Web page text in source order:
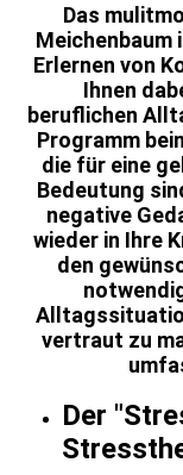
Das
Meichenbaum
Erlernen von
Ihnen
beruflichen
Programm
die für eine
Bedeutung
negative
wieder in Ihre
den
vertraut zu
Der